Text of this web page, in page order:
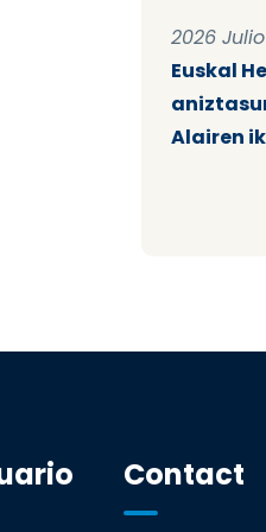
2026
Euskal
Alairen
Contact